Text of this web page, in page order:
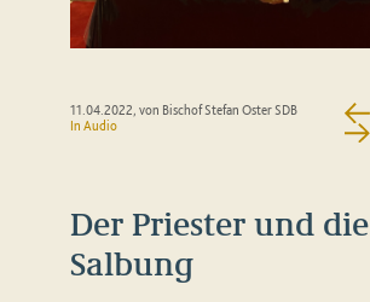
11.04.2022, von Bischof Stefan Oster SDB
In Audio
Der Priester und die
Salbung